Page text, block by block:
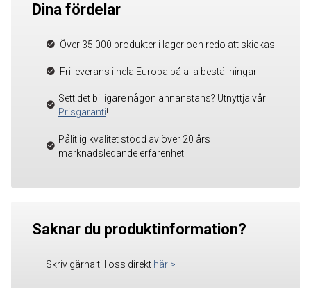
Dina fördelar
Över 35 000 produkter i lager och redo att skickas
Fri leverans i hela Europa på alla beställningar
Sett det billigare någon annanstans? Utnyttja vår
Prisgaranti!
Pålitlig kvalitet stödd av över 20 års
marknadsledande erfarenhet
Saknar du produktinformation?
Skriv gärna till oss direkt här >